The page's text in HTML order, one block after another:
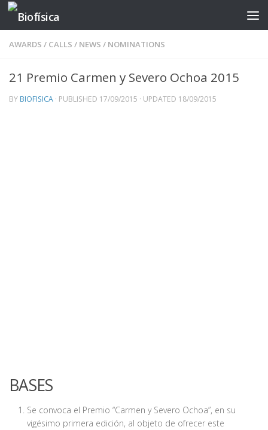
Skip to content
AWARDS / CALLS / NEWS / NOMINATIONS
21 Premio Carmen y Severo Ochoa 2015
BY BIOFISICA · PUBLISHED 17/09/2015 · UPDATED 18/09/2015
BASES
Se convoca el Premio “Carmen y Severo Ochoa”, en su
vigésimo primera edición, al objeto de ofrecer este